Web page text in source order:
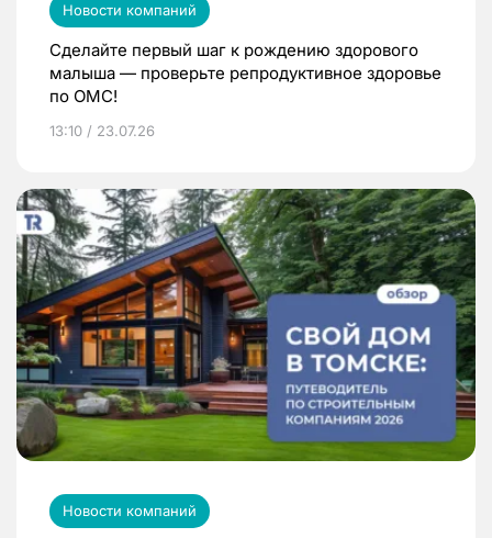
Новости компаний
Сделайте первый шаг к рождению здорового
малыша — проверьте репродуктивное здоровье
по ОМС!
13:10 / 23.07.26
Новости компаний